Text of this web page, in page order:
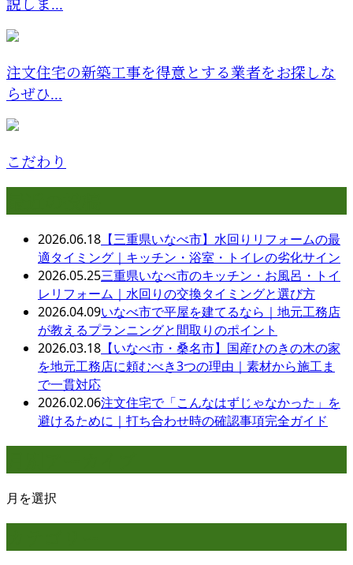
説しま...
注文住宅の新築工事を得意とする業者をお探しな
らぜひ...
こだわり
2026.06.18 【三重県いなべ市】水回りリフォームの最
適タイミング｜キッチン・浴室・トイレの劣化サイン
2026.05.25三重県いなべ市のキッチン・お風呂・トイ
レリフォーム｜水回りの交換タイミングと選び方
2026.04.09いなべ市で平屋を建てるなら｜地元工務店
が教えるプランニングと間取りのポイント
2026.03.18 【いなべ市・桑名市】国産ひのきの木の家
を地元工務店に頼むべき3つの理由｜素材から施工ま
で一貫対応
2026.02.06注文住宅で「こんなはずじゃなかった」を
避けるために｜打ち合わせ時の確認事項完全ガイド
月を選択